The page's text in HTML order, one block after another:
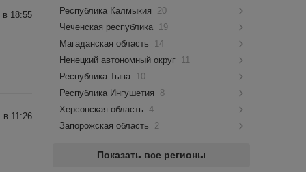
18:55
11:26
Республика Калмыкия
20
Чеченская республика 19
Магаданская область
14
Ненецкий автономный округ 11
Республика Тыва 10
Республика Ингушетия
8
Херсонская область
4
Запорожская область
2
Показать все регионы